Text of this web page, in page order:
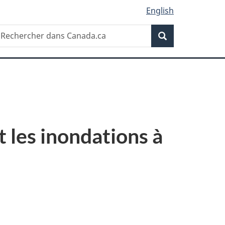
English
Recherche
les inondations à